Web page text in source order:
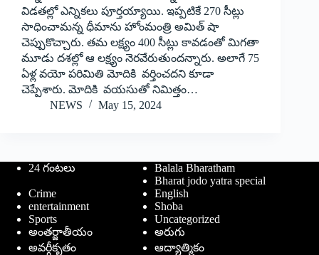
విడతల్లో ఎన్నికలు పూర్తయ్యాయి. ఇప్పటికే 270 సీట్లు
సాధించామన్న ధీమాను హోంమంత్రి అమిత్‌ షా
చెప్పుకొచ్చారు. తమ లక్ష్యం 400 సీట్లు కావడంతో మిగతా
మూడు దశల్లో ఆ లక్ష్యం నెరవేరుతుందన్నారు. అలాగే 75
ఏళ్ల వయో పరిమితి మోదికి వర్తించదని కూడా
చెప్పేశారు. మోదికి వయసుతో నిమిత్తం…
NEWS
May 15, 2024
24 గంటలు
Balala Bharatham
Bharat jodo yatra special
Crime
English
entertainment
Shoba
Sports
Uncategorized
అంతర్జాతీయం
అరుగు
అవర్గీకృతం
ఆద్యాత్మికం